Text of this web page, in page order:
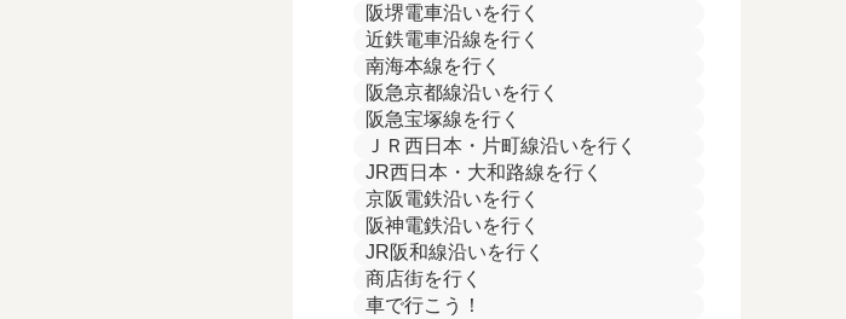
阪堺電車沿いを行く
近鉄電車沿線を行く
南海本線を行く
阪急京都線沿いを行く
阪急宝塚線を行く
ＪＲ西日本・片町線沿いを行く
JR西日本・大和路線を行く
京阪電鉄沿いを行く
阪神電鉄沿いを行く
JR阪和線沿いを行く
商店街を行く
車で行こう！